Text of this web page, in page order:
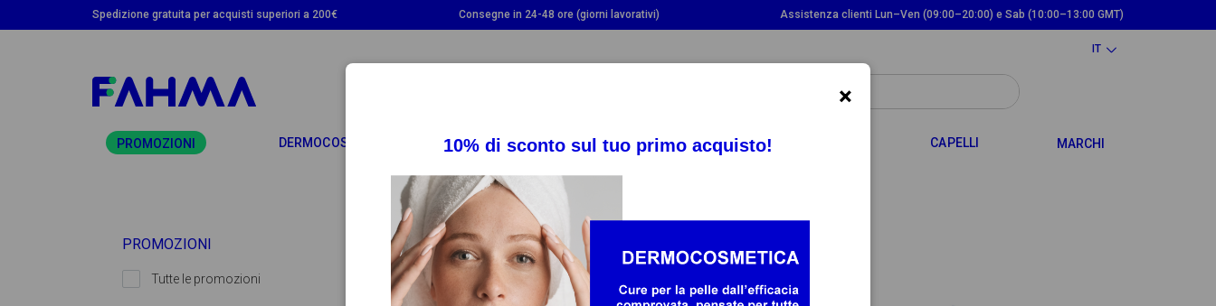
Spedizione gratuita per acquisti superiori a 200€ Consegne in 24-48 ore (giorni lavorativi) Assistenza clienti Lun–Ven (09:00–20:00) e Sab (10:00–13:00 GMT)
IT
PROMOZIONI DERMOCOSMETICA TOGGLE DROPDOWN
INTEGRATORITOGGLE DROPDOWN
SALUTETOGGLE DROPDOWN
BAMBINO E MAMMA TOGGLE DROPDOWN
CAPELLI TOGGLE DROPDOWN
MARCHI
PROMOZIONI
Tutte le promozioni
×